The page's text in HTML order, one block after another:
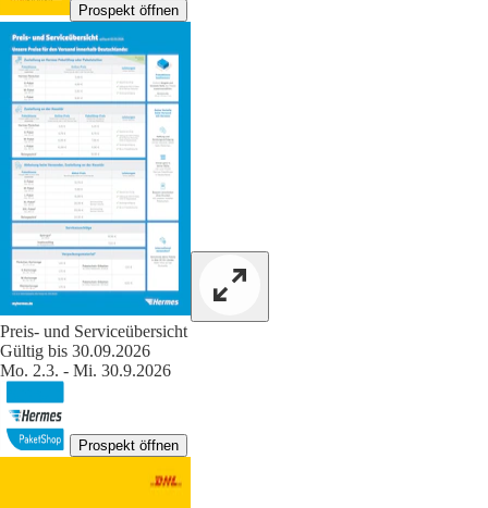
Prospekt öffnen
Preis- und Serviceübersicht
Gültig bis 30.09.2026
Mo. 2.3. - Mi. 30.9.2026
Prospekt öffnen